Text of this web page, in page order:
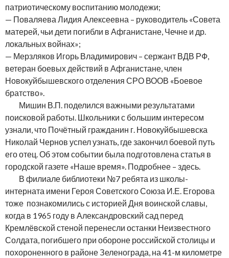
патриотическому воспитанию молодежи;
— Поваляева Лидия Алексеевна – руководитель «Совета
матерей, чьи дети погибли в Афганистане, Чечне и др.
локальных войнах»;
— Мерзляков Игорь Владимирович – сержант ВДВ РФ,
ветеран боевых действий в Афганистане, член
Новокуйбышевского отделения СРО ВООВ «Боевое
братство».
Мишин В.П. поделился важными результатами
поисковой работы. Школьники с большим интересом
узнали, что Почётный гражданин г. Новокуйбышевска
Николай Чернов успел узнать, где закончил боевой путь
его отец. Об этом событии была подготовлена статья в
городской газете «Наше время». Подробнее – здесь.
В филиале библиотеки №7 ребята из школы-
интерната имени Героя Советского Союза И.Е. Егорова
тоже познакомились с историей Дня воинской славы,
когда в 1965 году в Александровский сад перед
Кремлёвской стеной перенесли останки Неизвестного
Солдата, погибшего при обороне российской столицы и
похороненного в районе Зеленограда, на 41-м километре